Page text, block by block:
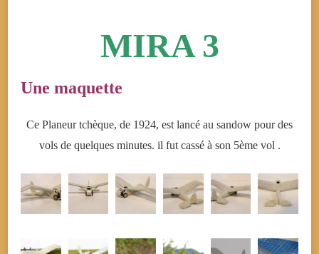
MIRA 3
Une maquette
Ce Planeur tchèque, de 1924, est lancé au sandow pour des
vols de quelques minutes. il fut cassé à son 5ème vol .